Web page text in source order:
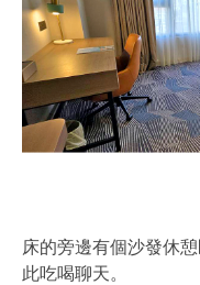
床的旁邊有個沙發休
此吃喝聊天。